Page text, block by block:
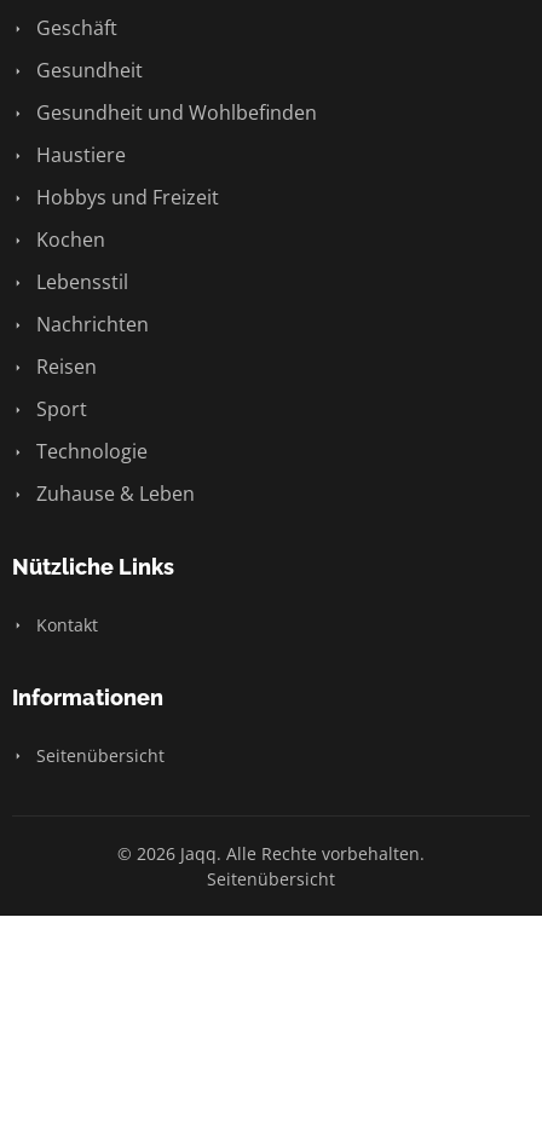
Geschäft
Gesundheit
Gesundheit und Wohlbefinden
Haustiere
Hobbys und Freizeit
Kochen
Lebensstil
Nachrichten
Reisen
Sport
Technologie
Zuhause & Leben
Nützliche Links
Kontakt
Informationen
Seitenübersicht
© 2026 Jaqq. Alle Rechte vorbehalten.
Seitenübersicht